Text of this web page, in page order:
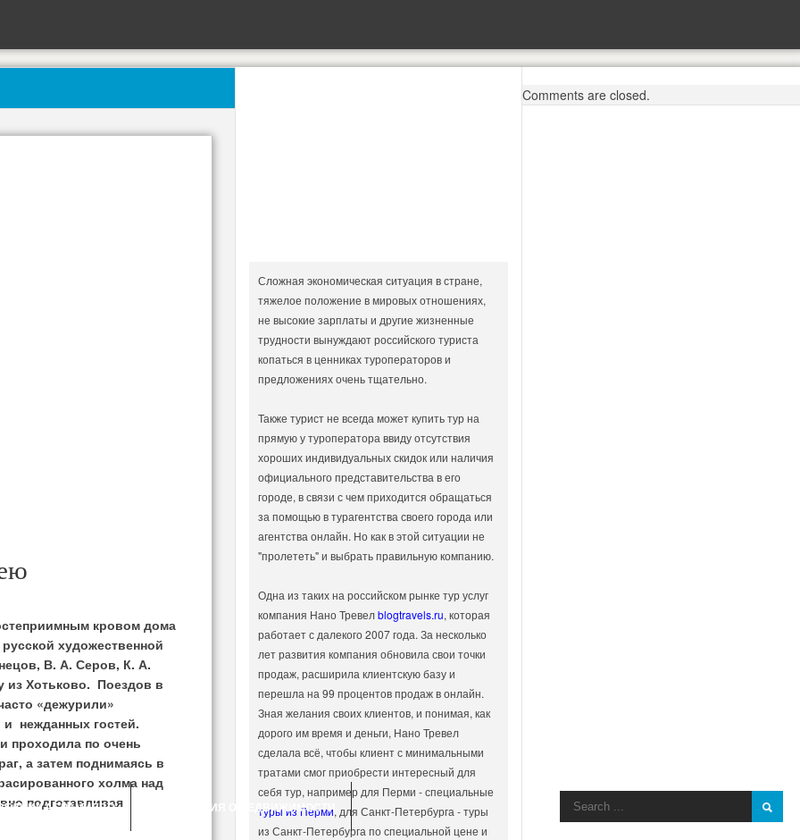
АБРАМЦЕВО ОБЪЯВЛЕНИЯ О НЕДВИЖИМОСТИ
кровом дома
художественной
В. А. Серов, К. А.
из Хотьково. Поездов в
«дежурили»
и нежданных гостей.
проходила по очень
а затем поднимаясь в
холма над
подготавливая
Сложная экономическая ситуация в стране,
тяжелое положение в мировых отношениях,
не высокие зарплаты и другие жизненные
трудности вынуждают российского туриста
копаться в ценниках туроператоров и
предложениях очень тщательно.
Также турист не всегда может купить тур на
прямую у туроператора ввиду отсутствия
хороших индивидуальных скидок или наличия
официального представительства в его
городе, в связи с чем приходится обращаться
за помощью в турагентства своего города или
агентства онлайн. Но как в этой ситуации не
"пролететь" и выбрать правильную компанию.
Одна из таких на российском рынке тур услуг
компания Нано Тревелblogtravels.ru, которая
работает с далекого 2007 года. За несколько
лет развития компания обновила свои точки
продаж, расширила клиентскую базу и
перешла на 99 процентов продаж в онлайн.
Зная желания своих клиентов, и понимая, как
дорого им время и деньги, Нано Тревел
сделала всё, чтобы клиент с минимальными
тратами смог приобрести интересный для
себя тур, например для Перми - специальные
туры из Перми, для Санкт-Петербурга - туры
из Санкт-Петербурга по специальной цене и
Comments are closed.